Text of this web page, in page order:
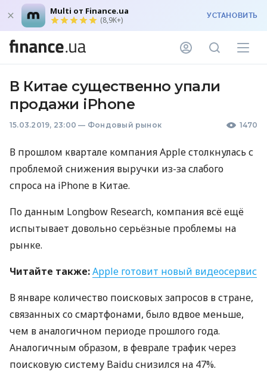
Multi от Finance.ua
(8,9K+) УСТАНОВИТЬ
В Китае существенно упали
продажи iPhone
15.03.2019, 23:00 — Фондовый рынок 1470
В прошлом квартале компания Apple столкнулась с
проблемой снижения выручки из-за слабого
спроса на iPhone в Китае.
По данным Longbow Research, компания всё ещё
испытывает довольно серьёзные проблемы на
рынке.
Читайте также:Apple готовит новый видеосервис
В январе количество поисковых запросов в стране,
связанных со смартфонами, было вдвое меньше,
чем в аналогичном периоде прошлого года.
Аналогичным образом, в феврале трафик через
поисковую систему Baidu снизился на 47%.